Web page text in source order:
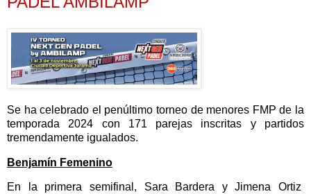
Se ha celebrado el penúltimo torneo de menores FMP de la
temporada 2024 con 171 parejas inscritas y partidos
tremendamente igualados.
Benjamín Femenino
En la primera semifinal, Sara Bardera y Jimena Ortiz